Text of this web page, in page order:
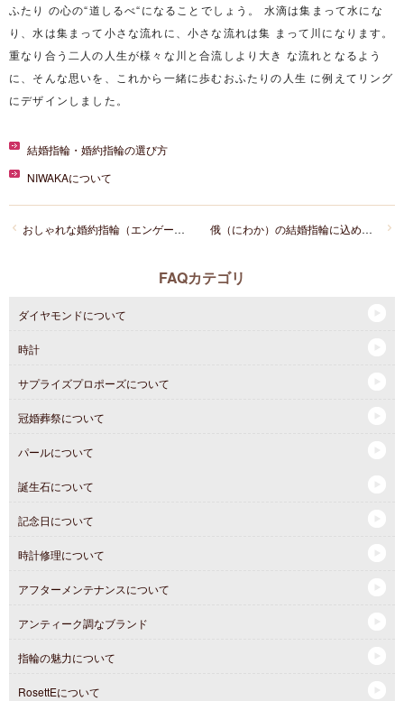
ふたり の心の“道しるべ“になることでしょう。 水滴は集まって水にな
り、水は集まって小さな流れに、小さな流れは集 まって川になります。
重なり合う二人の人生が様々な川と合流しより大き な流れとなるよう
に、そんな思いを、これから一緒に歩むおふたりの人生 に例えてリング
にデザインしました。
結婚指輪・婚約指輪の選び方
NIWAKAについて
俄（にわか）の結婚指輪に込められた名前と意味とは？
おしゃれな婚約指輪（エンゲージリング）はありますか？
FAQカテゴリ
ダイヤモンドについて
時計
サプライズプロポーズについて
冠婚葬祭について
パールについて
誕生石について
記念日について
時計修理について
アフターメンテナンスについて
アンティーク調なブランド
指輪の魅力について
RosettEについて